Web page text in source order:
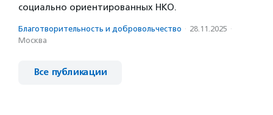
социально ориентированных НКО.
Благотвори­тель­ность и доброволь­чест­во · 28.11.2025 ·
Москва
Все публикации